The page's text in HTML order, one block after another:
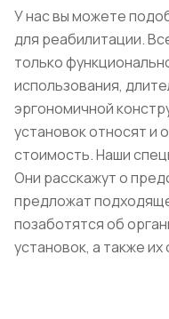
У нас вы можете
для реабилитации.
только
использования,
эргономичной
установок относят и
стоимость. Наши
Они расскажут о
предложат
позаботятся об
установок, а также